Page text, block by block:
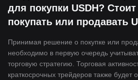
для покупки USDH?
покупать или продавать
Принимая решение о покупке или
необходимо в первую очередь
торговую стратегию. Торговая
краткосрочных трейдеров также будет